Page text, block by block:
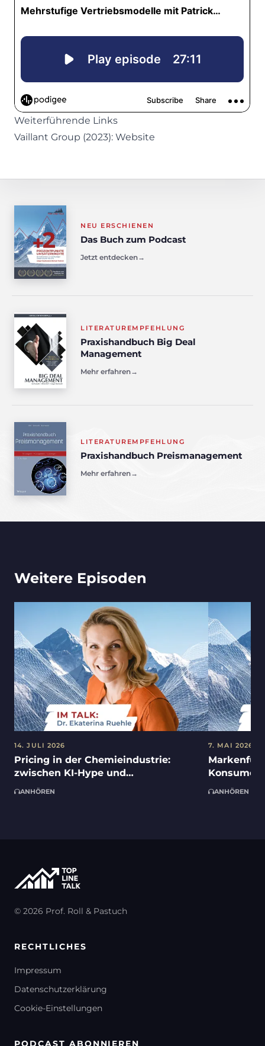
Weiterführende Links
Vaillant Group (2023): Website
NEU ERSCHIENEN
Das Buch zum Podcast
Jetzt entdecken→
LITERATUREMPFEHLUNG
Praxishandbuch Big Deal
Management
Mehr erfahren→
LITERATUREMPFEHLUNG
Praxishandbuch Preismanagement
Mehr erfahren→
Weitere Episoden
14. JULI 2026
Pricing in der Chemieindustrie:
zwischen KI-Hype und
Umsetzungsrealität mit Dr. Ekaterina
ANHÖREN
7. MAI 2026
ANHÖREN
© 2026 Prof. Roll & Pastuch
RECHTLICHES
Impressum
Datenschutzerklärung
Cookie-Einstellungen
PODCAST ABONNIEREN